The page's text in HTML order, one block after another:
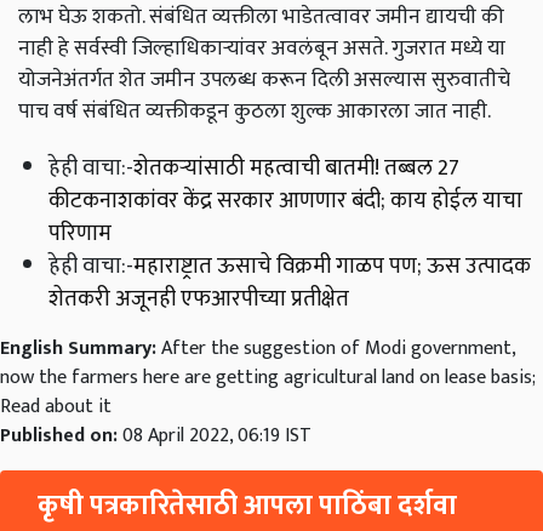
लाभ घेऊ शकतो. संबंधित व्यक्तीला भाडेतत्वावर जमीन द्यायची की
नाही हे सर्वस्वी जिल्हाधिकाऱ्यांवर अवलंबून असते. गुजरात मध्ये या
योजनेअंतर्गत शेत जमीन उपलब्ध करून दिली असल्यास सुरुवातीचे
पाच वर्ष संबंधित व्यक्तीकडून कुठला शुल्क आकारला जात नाही.
हेही वाचा:-शेतकऱ्यांसाठी महत्वाची बातमी! तब्बल 27
कीटकनाशकांवर केंद्र सरकार आणणार बंदी; काय होईल याचा
परिणाम
हेही वाचा:-महाराष्ट्रात ऊसाचे विक्रमी गाळप पण; ऊस उत्पादक
शेतकरी अजूनही एफआरपीच्या प्रतीक्षेत
English Summary:After the suggestion of Modi government,
now the farmers here are getting agricultural land on lease basis;
Read about it
Published on:08 April 2022, 06:19 IST
कृषी पत्रकारितेसाठी आपला पाठिंबा दर्शवा